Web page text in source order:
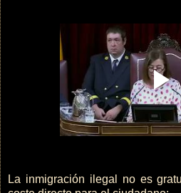
La inmigración ilegal no es